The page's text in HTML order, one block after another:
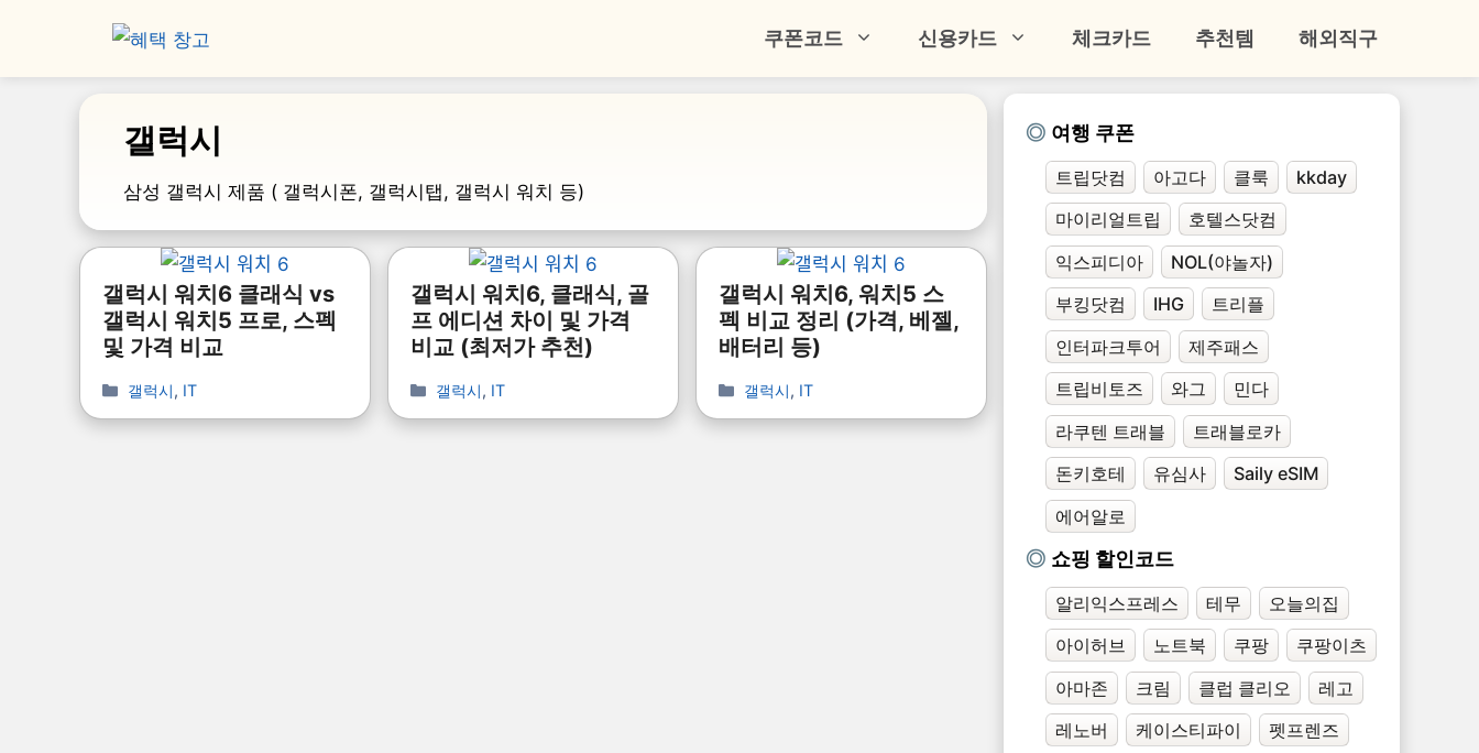
쿠폰코드 신용카드 체크카드 추천템 해외직구
갤럭시
삼성 갤럭시 제품 ( 갤럭시폰, 갤럭시탭, 갤럭시 워치 등)
갤럭시 워치6 클래식 vs
갤럭시 워치5 프로, 스펙
및 가격 비교
갤럭시, IT
갤럭시 워치6, 클래식, 골
프 에디션 차이 및 가격
비교 (최저가 추천)
갤럭시, IT
갤럭시 워치6, 워치5 스
펙 비교 정리 (가격, 베젤,
배터리 등)
갤럭시, IT
여행 쿠폰
트립닷컴 아고다 클룩
kkday
마이리얼트립
호텔스닷컴
익스피디아
NOL(야놀자)
부킹닷컴
IHG
트리플
인터파크투어
제주패스
트립비토즈
와그
민다
라쿠텐 트래블
트래블로카
돈키호테
유심사
Saily eSIM
에어알로
쇼핑 할인코드
알리익스프레스 테무
오늘의집
아이허브
노트북 쿠팡
쿠팡이츠
아마존
크림 클럽 클리오
레고
레노버
케이스티파이
펫프렌즈